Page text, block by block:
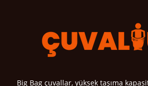
Big Bag çuvallar, yüksek taşıma